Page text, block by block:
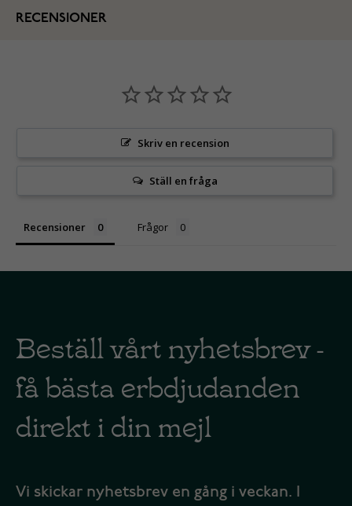
RECENSIONER
Skriv en recension
Ställ en fråga
Recensioner Frågor
Beställ vårt nyhetsbrev -
få bästa erbdjudanden
direkt i din mejl
Vi skickar nyhetsbrev en gång i veckan. I